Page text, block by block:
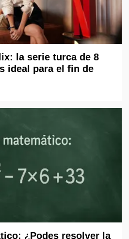
la serie turca de 8
ideal para el fin de
¿Podes resolver la